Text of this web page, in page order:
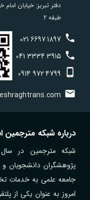
دفتر تبریز: خیابان
طبقه 2
021 66971897
041 33343915
0914 9724799
درباره شبکه مترجمین
پژوهشگران دانشجویان و
جامعه علمی به خدمات
امروز به عنوان یکی از